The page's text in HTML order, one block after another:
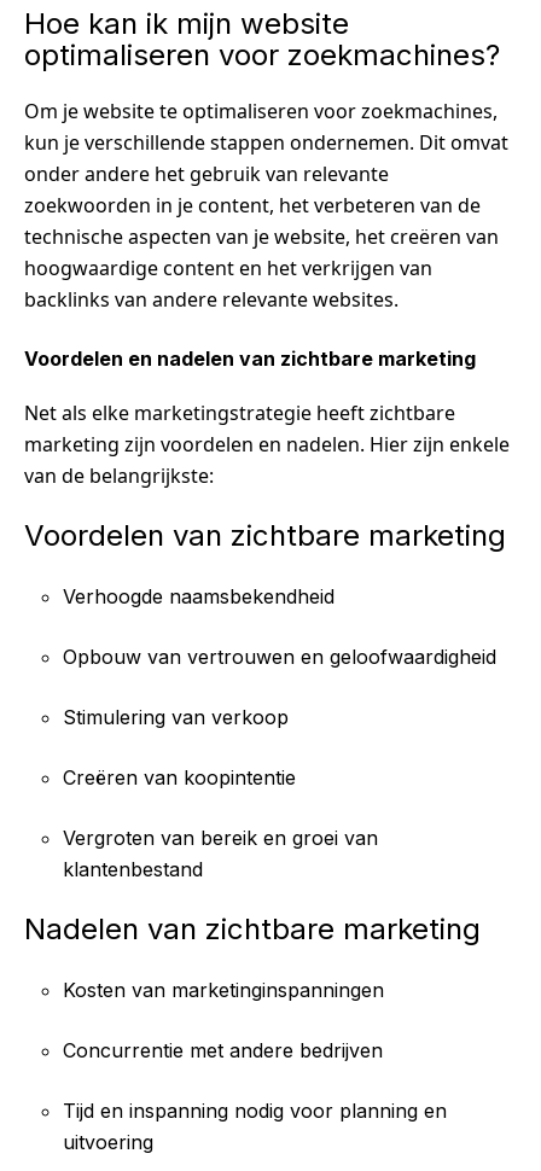
Hoe kan ik mijn website
optimaliseren voor zoekmachines?
Om je website te optimaliseren voor zoekmachines,
kun je verschillende stappen ondernemen. Dit omvat
onder andere het gebruik van relevante
zoekwoorden in je content, het verbeteren van de
technische aspecten van je website, het creëren van
hoogwaardige content en het verkrijgen van
backlinks van andere relevante websites.
Voordelen en nadelen van zichtbare marketing
Net als elke marketingstrategie heeft zichtbare
marketing zijn voordelen en nadelen. Hier zijn enkele
van de belangrijkste:
Voordelen van zichtbare marketing
Verhoogde naamsbekendheid
Opbouw van vertrouwen en geloofwaardigheid
Stimulering van verkoop
Creëren van koopintentie
Vergroten van bereik en groei van
klantenbestand
Nadelen van zichtbare marketing
Kosten van marketinginspanningen
Concurrentie met andere bedrijven
Tijd en inspanning nodig voor planning en
uitvoering